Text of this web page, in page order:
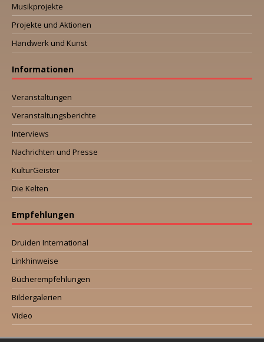
Musikprojekte
Projekte und Aktionen
Handwerk und Kunst
Informationen
Veranstaltungen
Veranstaltungsberichte
Interviews
Nachrichten und Presse
KulturGeister
Die Kelten
Empfehlungen
Druiden International
Linkhinweise
Bücherempfehlungen
Bildergalerien
Video